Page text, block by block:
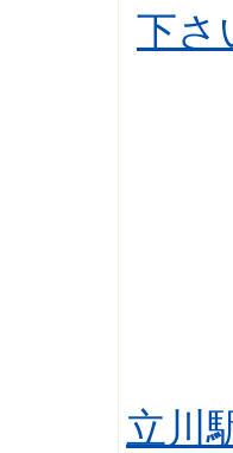
下さ
立川